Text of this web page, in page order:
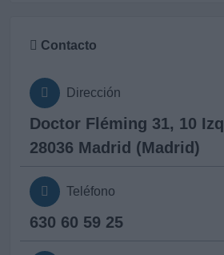
Contacto
Dirección
Doctor Fléming 31, 10 Izq
28036 Madrid (Madrid)
Teléfono
630 60 59 25